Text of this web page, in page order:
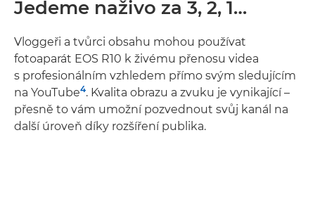
Jedeme naživo za 3, 2, 1…
Vloggeři a tvůrci obsahu mohou používat
fotoaparát EOS R10 k živému přenosu videa
s profesionálním vzhledem přímo svým sledujícím
na YouTube4. Kvalita obrazu a zvuku je vynikající –
přesně to vám umožní pozvednout svůj kanál na
další úroveň díky rozšíření publika.